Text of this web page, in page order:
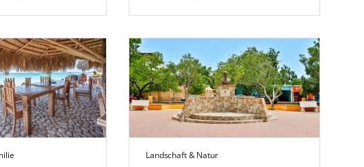
Landschaft & Natur